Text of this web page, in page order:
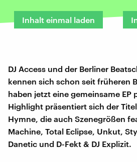
Inhalt einmal laden
DJ Access und der Berliner
kennen sich schon seit früheren
haben jetzt eine gemeinsame EP
Highlight präsentiert sich der
Hymne, die auch Szenegrößen
Machine, Total Eclipse, Unkut,
Danetic und D-Fekt & DJ Explizit.